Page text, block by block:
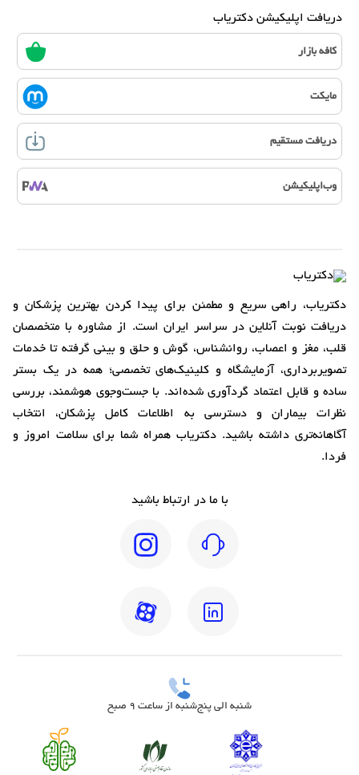
دریافت اپلیکیشن دکتریاب
کافه بازار
مایکت
دریافت مستقیم
وب‌اپلیکیشن
دکتریاب، راهی سریع و مطمئن برای پیدا کردن بهترین پزشکان و
دریافت نوبت آنلاین در سراسر ایران است. از مشاوره با متخصصان
قلب، مغز و اعصاب، روانشناس، گوش و حلق و بینی گرفته تا خدمات
تصویربرداری، آزمایشگاه و کلینیک‌های تخصصی؛ همه در یک بستر
ساده و قابل اعتماد گردآوری شده‌اند. با جست‌وجوی هوشمند، بررسی
نظرات بیماران و دسترسی به اطلاعات کامل پزشکان، انتخاب
آگاهانه‌تری داشته باشید. دکتریاب همراه شما برای سلامت امروز و
فردا.
با ما در ارتباط باشید
شنبه الی پنج‌شنبه از ساعت 9 صبح